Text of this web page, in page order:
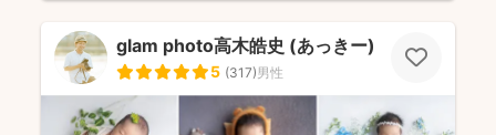
glam photo高木皓史 (あっきー)
5 (317)男性